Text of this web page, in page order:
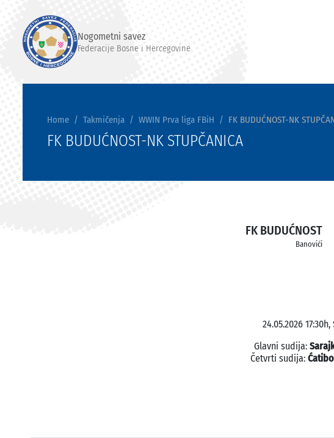
Nogometni savez
Federacije Bosne i Hercegovine
Home Takmičenja WWIN Prva liga FBiH FK BUDUĆNOST-NK
FK BUDUĆNOST-NK STUPČANICA
FK BUDUĆNOST
Banovići
24.05.2026
Glavni sudija:
Četvrti sudija: